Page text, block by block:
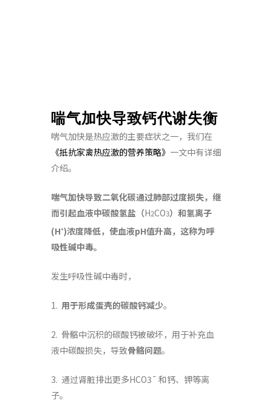
喘气加快导致钙代谢失衡
喘气加快是热应激的主要症状之一，我们在
《抵抗家禽热应激的营养策略》 一文中有详细
介绍。
喘气加快导致二氧化碳通过肺部过度损失，继
而引起血液中碳酸氢盐（H2CO3）和氢离子
(H+)浓度降低，使血液pH值升高，这称为呼
吸性碱中毒。
发生呼吸性碱中毒时，
1. 用于形成蛋壳的碳酸钙减少。
2. 骨骼中沉积的碳酸钙被破坏，用于补充血
液中碳酸损失，导致骨骼问题。
3. 通过肾脏排出更多HCO3¯ 和钙、钾等离
子。